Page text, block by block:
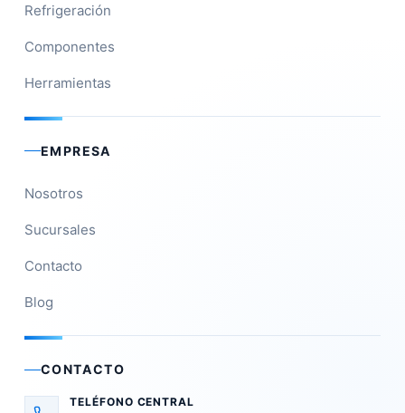
Refrigeración
Componentes
Herramientas
EMPRESA
Nosotros
Sucursales
Contacto
Blog
CONTACTO
TELÉFONO CENTRAL